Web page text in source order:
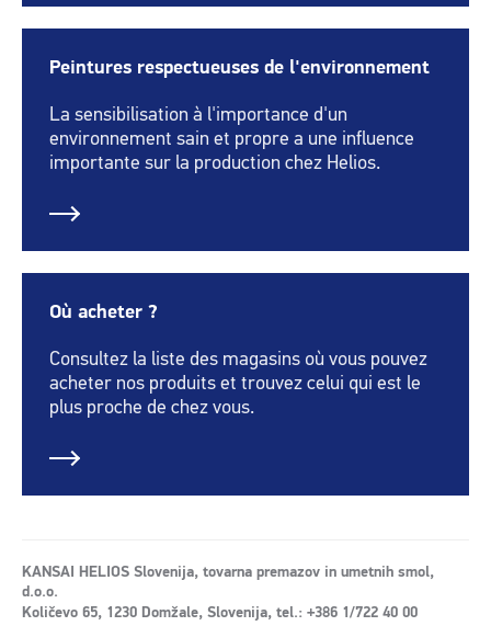
Peintures respectueuses de l'environnement
La sensibilisation à l'importance d'un
environnement sain et propre a une influence
importante sur la production chez Helios.
Où acheter ?
Consultez la liste des magasins où vous pouvez
acheter nos produits et trouvez celui qui est le
plus proche de chez vous.
KANSAI HELIOS Slovenija, tovarna premazov in umetnih smol,
d.o.o.
Količevo 65, 1230 Domžale, Slovenija, tel.: +386 1/722 40 00